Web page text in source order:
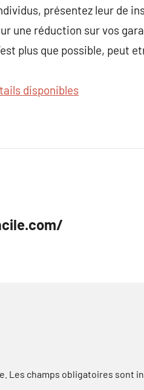
présentez leur de
une réduction sur vos
plus que possible, peut
disponibles
Les champs obligatoires sont